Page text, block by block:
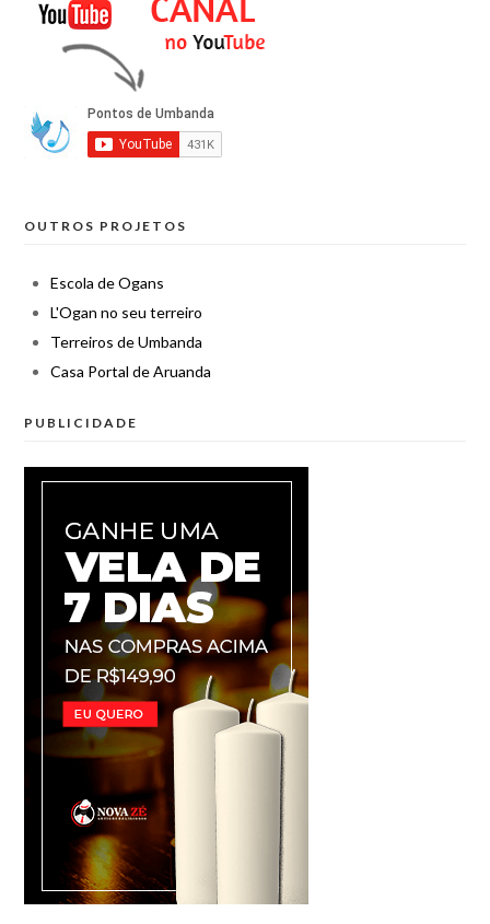
OUTROS PROJETOS
Escola de Ogans
L'Ogan no seu terreiro
Terreiros de Umbanda
Casa Portal de Aruanda
PUBLICIDADE